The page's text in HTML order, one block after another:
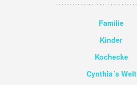
Familie
Kinder
Kochecke
Cynthia´s Welt